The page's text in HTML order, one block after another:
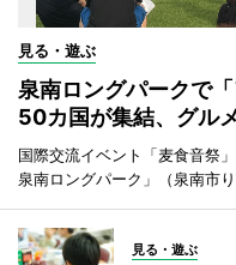
見る・遊ぶ
泉南ロングパークで
50カ国が集結、グル
国際交流イベント「麦食音祭
泉南ロングパーク」（泉南市
見る・遊ぶ